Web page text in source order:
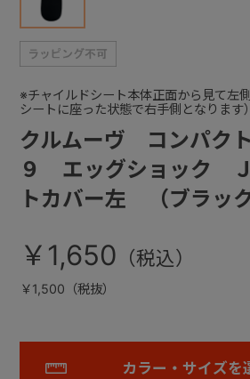
クルムーヴ コンパク
９ エッグショック
トカバー左 （ブラック
※チャイルドシート本体正面から見て左
シートに座った状態で右手側となります）
￥1,650
￥1,500（税抜）
カラー・サイズを